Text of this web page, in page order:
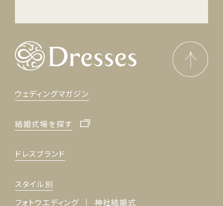
ウェディングマガジン
結婚式場を探す
ドレスブランド
スタイル別
フォトウエディング
神社結婚式